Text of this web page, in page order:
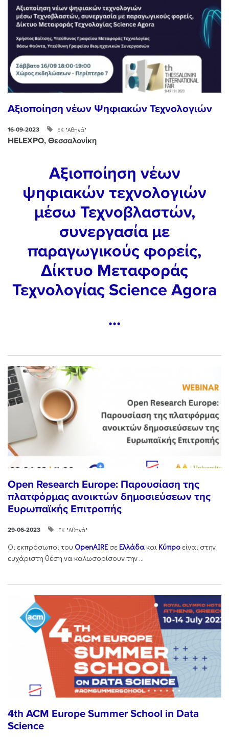
Αξιοποίηση νέων Ψηφιακών Τεχνολογιών
16-09-2023 ΕΚ "Αθηνά"
HELEXPO, Θεσσαλονίκη
Αξιοποίηση νέων
ψηφιακών τεχνολογιών
μέσω Τεχνοβλαστών,
συνεργασία με
παραγωγικούς φορείς,
Δίκτυο Μεταφοράς
Τεχνολογίας Science Agora
...
Open Research Europe: Παρουσίαση της
πλατφόρμας ανοικτών δημοσιεύσεων της
Ευρωπαϊκής Επιτροπής
29-06-2023 ΕΚ "Αθηνά"
Οι εκπρόσωποι του OpenAIRE σε Ελλάδα και Κύπρο είναι στην
ευχάριστη θέση να καλωσορίσουν την ...
4th ACM Europe Summer School in Data
Science